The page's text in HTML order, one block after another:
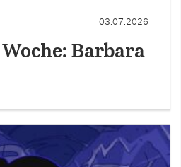
03.07.2026
Barbara